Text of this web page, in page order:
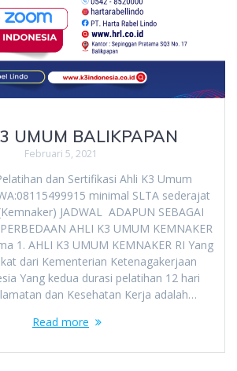
UMUM BALIKPAPAN
Februari 5, 2021
dan Sertifikasi Ahli K3 Umum
minimal SLTA sederajat
JADWAL ADAPUN SEBAGAI
AHLI K3 UMUM KEMNAKER
1. AHLI K3 UMUM KEMNAKER RI Yang
dari Kementerian Ketenagakerjaan
Yang kedua durasi pelatihan 12 hari
dan Kesehatan Kerja adalah…
Read more